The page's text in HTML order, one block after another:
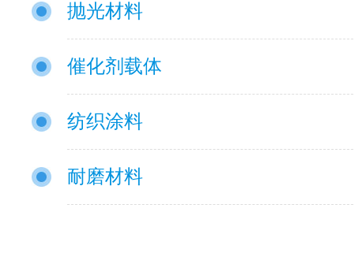
抛光材料
催化剂载体
纺织涂料
耐磨材料